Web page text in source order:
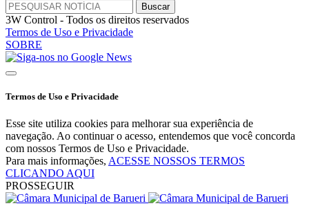
3W Control - Todos os direitos reservados
Termos de Uso e Privacidade
SOBRE
Termos de Uso e Privacidade
Esse site utiliza cookies para melhorar sua experiência de
navegação. Ao continuar o acesso, entendemos que você concorda
com nossos Termos de Uso e Privacidade.
Para mais informações, ACESSE NOSSOS TERMOS
CLICANDO AQUI
PROSSEGUIR